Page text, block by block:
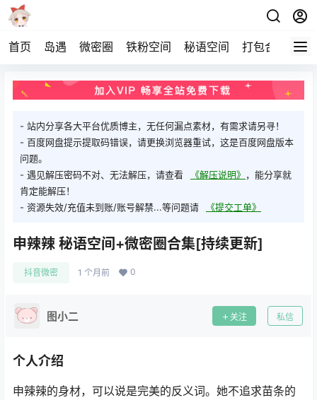
首页 岛遇 微密圈 铁粉空间 秘语空间 打包合集 关
- 站内分享各大平台优质博主，无任何漏点素材，有需求请另寻！
- 百度网盘提示提取码错误，请更换浏览器重试，这是百度网盘版本
问题。
- 遇见解压密码不对、无法解压，请查看
《解压说明》 ，能分享就
肯定能解压！
- 资源失效/充值未到账/账号解禁...等问题请
《提交工单》
申辣辣 秘语空间+微密圈合集[持续更新]
抖音微密 1 个月前 0
图小二 关注 私信
个人介绍
申辣辣的身材，可以说是完美的反义词。她不追求苗条的